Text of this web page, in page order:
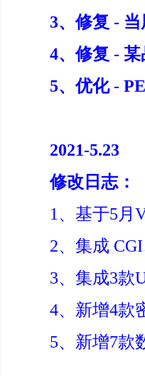
3、修复 -
4、修复 -
5、优化 -
2021-5.23
修改日志：
1、基于5月
2、集成
3、集成3款
4、新增4款
5、新增7款